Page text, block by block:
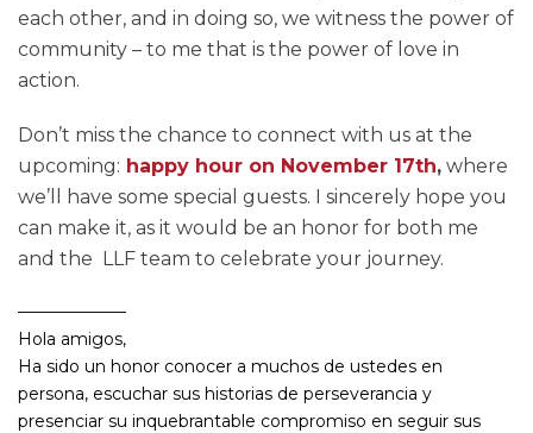
each other, and in doing so, we witness the power of
community – to me that is the power of love in
action.
Don’t miss the chance to connect with us at the
upcoming: happy hour on November 17th, where
we’ll have some special guests. I sincerely hope you
can make it, as it would be an honor for both me
and the LLF team to celebrate your journey.
——————–
Hola amigos,
Ha sido un honor conocer a muchos de ustedes en
persona, escuchar sus historias de perseverancia y
presenciar su inquebrantable compromiso en seguir sus